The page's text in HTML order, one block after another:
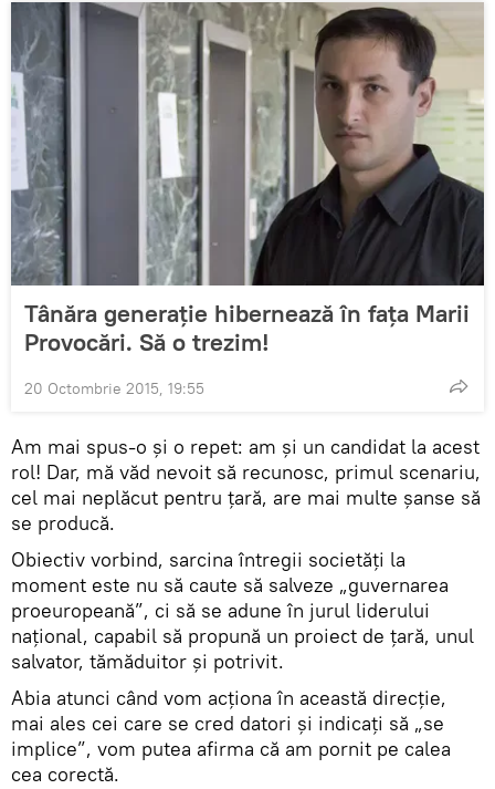
Tânăra generaţie hibernează în faţa Marii
Provocări. Să o trezim!
20 Octombrie 2015, 19:55
Am mai spus-o şi o repet: am şi un candidat la acest
rol! Dar, mă văd nevoit să recunosc, primul scenariu,
cel mai neplăcut pentru ţară, are mai multe şanse să
se producă.
Obiectiv vorbind, sarcina întregii societăţi la
moment este nu să caute să salveze „guvernarea
proeuropeană”, ci să se adune în jurul liderului
naţional, capabil să propună un proiect de ţară, unul
salvator, tămăduitor şi potrivit.
Abia atunci când vom acţiona în această direcţie,
mai ales cei care se cred datori şi indicaţi să „se
implice”, vom putea afirma că am pornit pe calea
cea corectă.